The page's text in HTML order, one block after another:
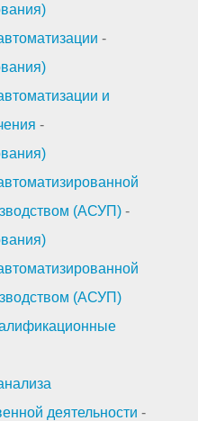
-
и
-
(АСУП) -
(АСУП)
деятельности -